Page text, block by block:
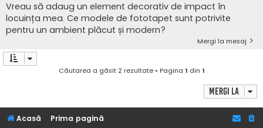
Vreau să adaug un element decorativ de impact în
locuința mea. Ce modele de fototapet sunt potrivite
pentru un ambient plăcut și modern?
Mergi la mesaj
Căutarea a găsit 2 rezultate • Pagina 1 din 1
Mergi la
Acasă Prima pagină